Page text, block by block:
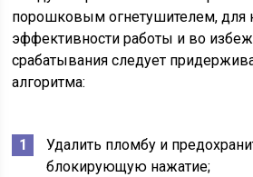
порошковым огнетушителем, для
эффективности работы и во
срабатывания следует
алгоритма:
Удалить пломбу и
блокирующую нажатие;